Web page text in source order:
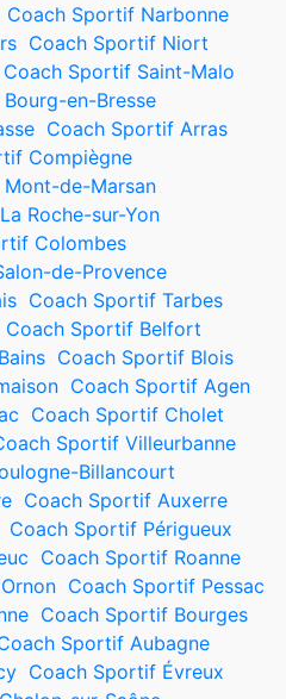
Coach Sportif Narbonne
Coach Sportif Niort
Coach Sportif Saint-Malo
en-Bresse
Coach Sportif Arras
Compiègne
de-Marsan
Roche-sur-Yon
Colombes
de-Provence
Coach Sportif Tarbes
Coach Sportif Belfort
Coach Sportif Blois
Coach Sportif Agen
Coach Sportif Cholet
Sportif Villeurbanne
Billancourt
Coach Sportif Auxerre
Coach Sportif Périgueux
Coach Sportif Roanne
Coach Sportif Pessac
Coach Sportif Bourges
Sportif Aubagne
Coach Sportif Évreux